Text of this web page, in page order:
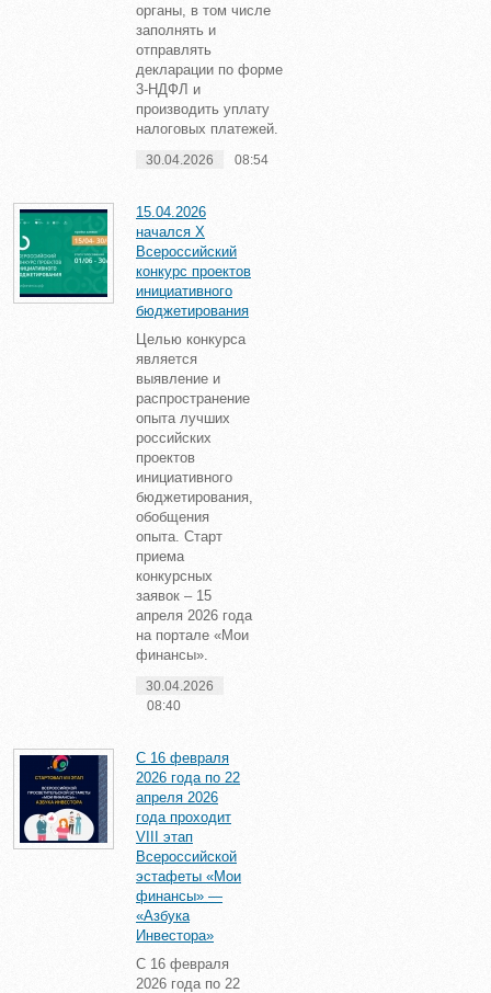
органы, в том числе
заполнять и
отправлять
декларации по форме
3-НДФЛ и
производить уплату
налоговых платежей.
30.04.2026 08:54
15.04.2026
начался X
Всероссийский
конкурс проектов
инициативного
бюджетирования
Целью конкурса
является
выявление и
распространение
опыта лучших
российских
проектов
инициативного
бюджетирования,
обобщения
опыта. Старт
приема
конкурсных
заявок – 15
апреля 2026 года
на портале «Мои
финансы».
30.04.2026
08:40
С 16 февраля
2026 года по 22
апреля 2026
года проходит
VIII этап
Всероссийской
эстафеты «Мои
финансы» —
«Азбука
Инвестора»
С 16 февраля
2026 года по 22